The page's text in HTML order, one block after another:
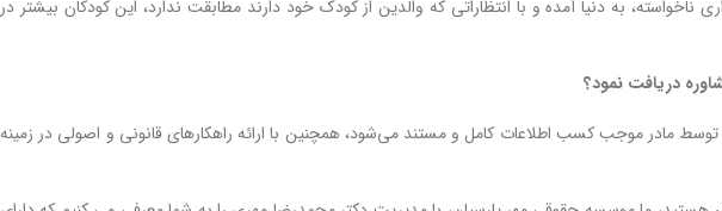
به دنیا آمده و با انتظاراتی که والدین از کودک خود دارند مطابقت ندارد، این کودکان بیشتر در
دریافت نمود؟
مادر موجب کسب اطلاعات کامل و مستند می‌شود، همچنین با ارائه راهکارهای قانونی و اصولی در زمینه